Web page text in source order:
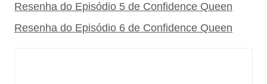
Resenha do Episódio 5 de Confidence Queen
Resenha do Episódio 6 de Confidence Queen